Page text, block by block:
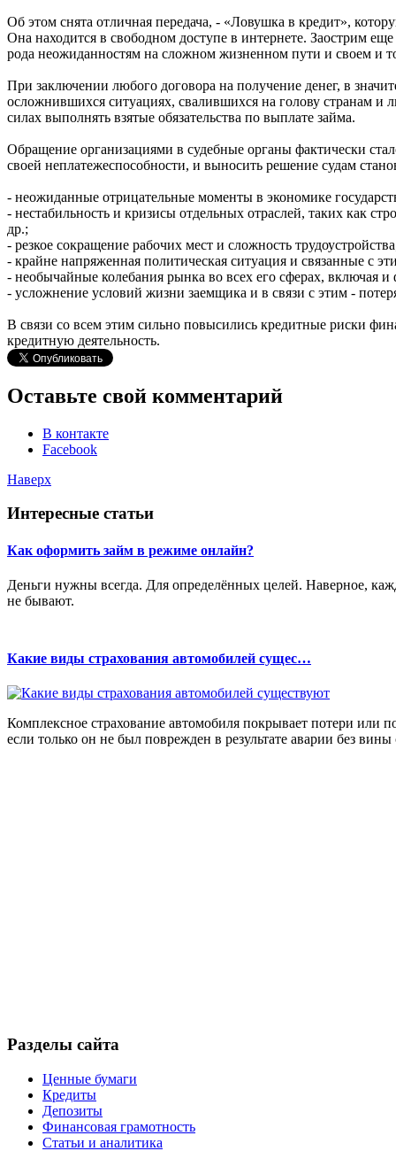
Об этом снята отличная передача, - «Ловушка в кредит»,
Она находится в свободном доступе в интернете. Заострим
рода неожиданностям на сложном жизненном пути и своем и
При заключении любого договора на получение денег, в
осложнившихся ситуациях, свалившихся на голову странам
силах выполнять взятые обязательства по выплате займа.
Обращение организациями в судебные органы фактически
своей неплатежеспособности, и выносить решение судам
- неожиданные отрицательные моменты в экономике
- нестабильность и кризисы отдельных отраслей, таких как
др.;
- резкое сокращение рабочих мест и сложность
- крайне напряженная политическая ситуация и связанные с
- необычайные колебания рынка во всех его сферах, включая
- усложнение условий жизни заемщика и в связи с этим -
В связи со всем этим сильно повысились кредитные риски
кредитную деятельность.
Оставьте свой комментарий
В контакте
Facebook
Наверх
Интересные статьи
Как оформить займ в режиме онлайн?
Деньги нужны всегда. Для определённых целей. Наверное,
не бывают.
Какие виды страхования автомобилей сущес…
Комплексное страхование автомобиля покрывает потери или
если только он не был поврежден в результате аварии без
Разделы сайта
Ценные бумаги
Кредиты
Депозиты
Финансовая грамотность
Статьи и аналитика